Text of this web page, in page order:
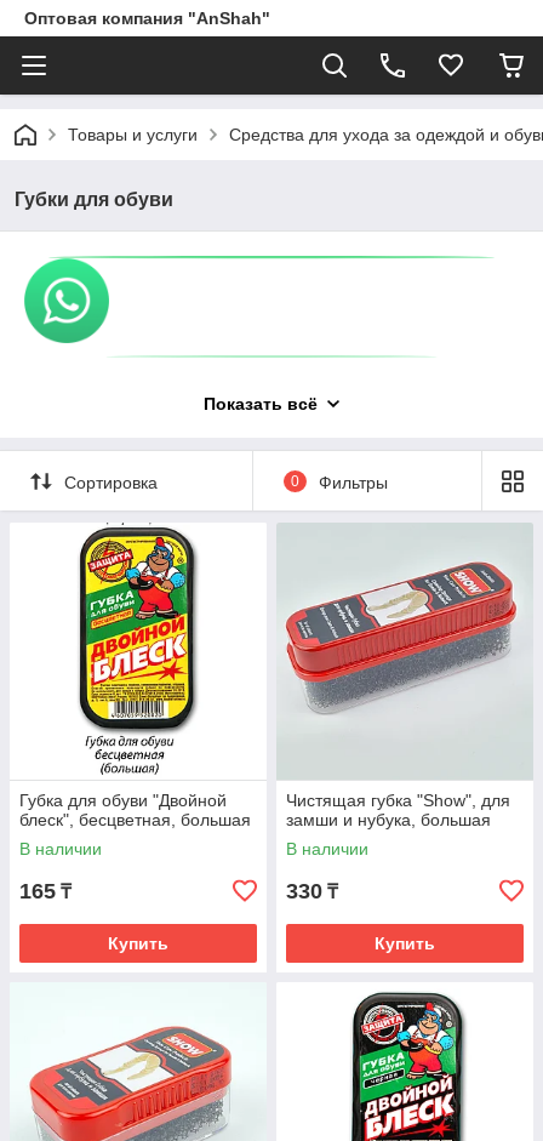
Оптовая компания "AnShah"
Товары и услуги Средства для ухода за одеждой и
Губки для обуви
Показать всё
Сортировка 0 Фильтры
Губка для обуви "Двойной
блеск", бесцветная, большая
В наличии
165 ₸
Купить
Чистящая губка "Show", для
замши и нубука, большая
В наличии
330 ₸
Купить